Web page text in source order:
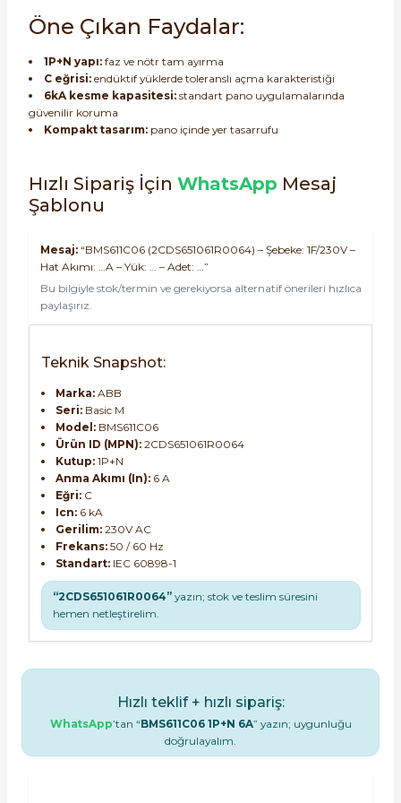
Öne Çıkan Faydalar:
1P+N yapı:faz ve nötr tam ayırma
C eğrisi:endüktif yüklerde toleranslı açma karakteristiği
6kA kesme kapasitesi:standart pano uygulamalarında
güvenilir koruma
Kompakt tasarım:pano içinde yer tasarrufu
Hızlı Sipariş İçin WhatsApp Mesaj
Şablonu
Mesaj:“BMS611C06 (2CDS651061R0064) – Şebeke: 1F/230V –
Hat Akımı: …A – Yük: … – Adet: …”
Bu bilgiyle stok/termin ve gerekiyorsa alternatif önerileri hızlıca
paylaşırız.
Teknik Snapshot:
Marka: ABB
Seri: Basic M
Model: BMS611C06
Ürün ID (MPN): 2CDS651061R0064
Kutup: 1P+N
Anma Akımı (In): 6 A
Eğri: C
Icn: 6 kA
Gerilim: 230V AC
Frekans: 50 / 60 Hz
Standart: IEC 60898-1
“2CDS651061R0064” yazın; stok ve teslim süresini
hemen netleştirelim.
Hızlı teklif + hızlı sipariş:
WhatsApp’tan “BMS611C06 1P+N 6A” yazın; uygunluğu
doğrulayalım.